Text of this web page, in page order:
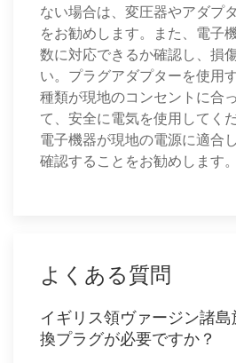
ない場合は、変圧器やアダプ
をお勧めします。また、電子
数に対応できるか確認し、損
い。プラグアダプターを使用
種類が現地のコンセントに合
て、安全に電気を使用してく
電子機器が現地の電源に適合
確認することをお勧めします。
よくある質問
イギリス領ヴァージン諸
換プラグが必要ですか？